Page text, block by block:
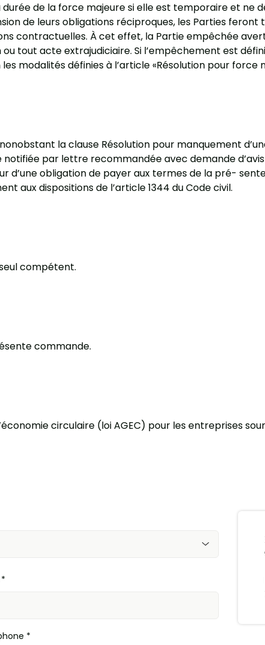
de la force majeure si elle est temporaire et ne
de leurs obligations réciproques, les Parties
contractuelles. À cet effet, la Partie empêchée
tout acte extrajudiciaire. Si l’empêchement est
modalités définies à l’article «Résolution pour force
la clause Résolution pour manquement
notifiée par lettre recommandée avec demande
d’une obligation de payer aux termes de la pré-
aux dispositions de l’article 1344 du Code civil.
compétent.
commande.
circulaire (loi AGEC) pour les entreprises
*
*